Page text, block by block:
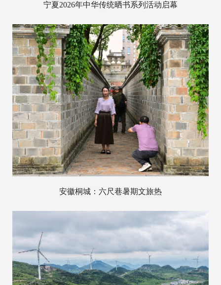
宁夏2026年中华传统晒书系列活动启幕
安徽桐城：六尺巷暑期文旅热